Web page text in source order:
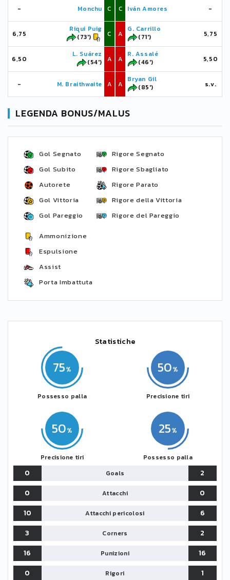
- Monchu C
6,75
Riqui Puig
(73')
C
6,50
L. Suárez
(54')
A
- M. Braithwaite A
C Iván Amores -
A
G. Carrillo
(71')
5,75
A
R. Assalé
(46')
5,50
A
Bryan Gil
(85')
s.v.
LEGENDA BONUS/MALUS
Gol Segnato
Gol Subito
Autorete
Gol Vittoria
Gol Pareggio
Rigore Segnato
Rigore Sbagliato
Rigore Parato
Rigore della Vittoria
Rigore del Pareggio
Ammonizione
Espulsione
Assist
Porta Imbattuta
Statistiche
75
Possesso palla
50
Precisione tiri
25
Possesso palla
50
Precisione tiri
0 Goals
2
0
Attacchi
0
10
Attacchi pericolosi
6
3
Corners
2
16
Punizioni
16
0
Rigori 1